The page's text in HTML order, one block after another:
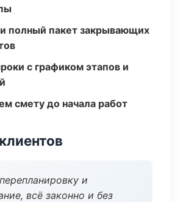
полный пакет закрывающих
с графиком этапов и
смету до начала работ
и
всё законно и без